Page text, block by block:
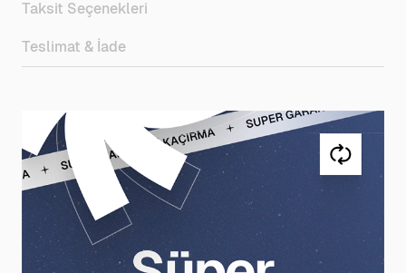
Taksit Seçenekleri
Teslimat & İade